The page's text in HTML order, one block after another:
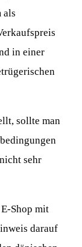
als
in einer
sollte man
sehr
Shop mit
darauf